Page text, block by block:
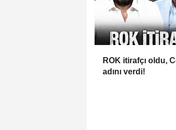
ROK itirafçı oldu,
adını verdi!